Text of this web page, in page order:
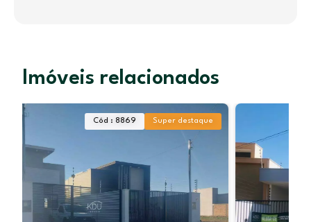
Imóveis relacionados
Cód : 7201